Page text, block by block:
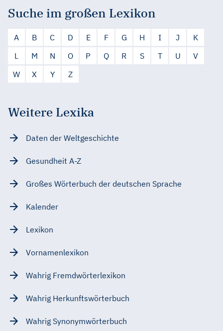
Suche im großen Lexikon
A B C D E F G H I J
K
L
M N O P Q R S T U
V
W
X Y Z
Weitere Lexika
Daten der Weltgeschichte
Gesundheit A-Z
Großes Wörterbuch der deutschen Sprache
Kalender
Lexikon
Vornamenlexikon
Wahrig Fremdwörterlexikon
Wahrig Herkunftswörterbuch
Wahrig Synonymwörterbuch